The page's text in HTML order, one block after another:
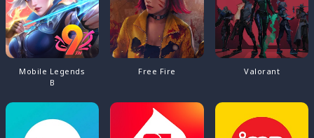
Mobile Legends
B
Free Fire Valorant